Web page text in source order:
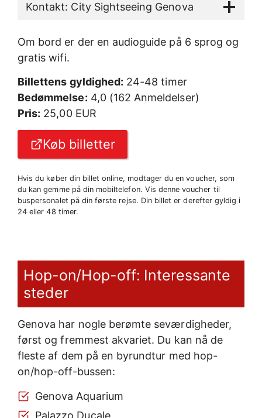
Kontakt: City Sightseeing Genova
Om bord er der en audioguide på 6 sprog og
gratis wifi.
Billettens gyldighed: 24-48 timer
Bedømmelse: 4,0 (162 Anmeldelser)
Pris: 25,00 EUR
Køb billetter
Hvis du køber din billet online, modtager du en voucher, som
du kan gemme på din mobiltelefon. Vis denne voucher til
buspersonalet på din første rejse. Din billet er derefter gyldig i
24 eller 48 timer.
Hop-on/Hop-off: Interessante
steder
Genova har nogle berømte seværdigheder,
først og fremmest akvariet. Du kan nå de
fleste af dem på en byrundtur med hop-
on/hop-off-bussen:
Genova Aquarium
Palazzo Ducale